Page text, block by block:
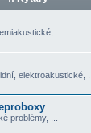
...
elektroakustické, ...
problémy, ...